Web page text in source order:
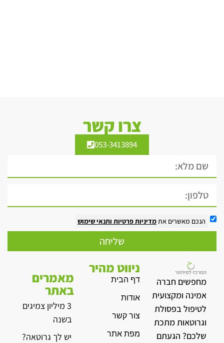
צרו קשר
053-3413894
הנכם מאשרים את מדיניות פרטיות ותנאי שימוש
שליחה
מחפשים חברה
אמינה ומקצועית
לטיפול בפסולת
וגרוטאות מתכת
שלכם? הגעתם
ניווט מהיר
דף הבית
אודות
צור קשר
מפת אתר
מאמרים
באתר
3 מיליון צמיגים
בשנה
יש לך גרוטאה?